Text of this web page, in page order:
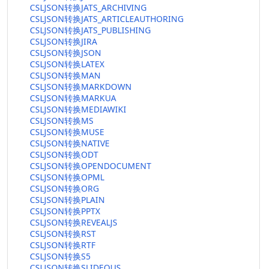
CSLJSON转换JATS_ARCHIVING
CSLJSON转换JATS_ARTICLEAUTHORING
CSLJSON转换JATS_PUBLISHING
CSLJSON转换JIRA
CSLJSON转换JSON
CSLJSON转换LATEX
CSLJSON转换MAN
CSLJSON转换MARKDOWN
CSLJSON转换MARKUA
CSLJSON转换MEDIAWIKI
CSLJSON转换MS
CSLJSON转换MUSE
CSLJSON转换NATIVE
CSLJSON转换ODT
CSLJSON转换OPENDOCUMENT
CSLJSON转换OPML
CSLJSON转换ORG
CSLJSON转换PLAIN
CSLJSON转换PPTX
CSLJSON转换REVEALJS
CSLJSON转换RST
CSLJSON转换RTF
CSLJSON转换S5